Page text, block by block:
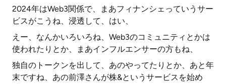
2024年はWeb3関係で、まあフィナンシェっていうサー
ビスがこうね、浸透して、はい、
えー、なんかいろいろね、Web3のコミュニティとかは
使われたりとか、まあインフルエンサーの方もね、
独自のトークンを出して、あのやってたりとか、あと年
末ですね、あの前澤さんが株&というサービスを始め